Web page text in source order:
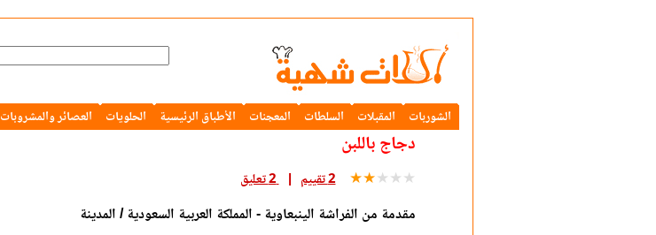
الشوربات المقبلات السلطات المعجنات الأطباق الرئيسية الحلويات العصائر والمشروبات
دجاج باللبن
★★★ ★ ★ 2 تقييم 2 تعليق
مقدمة من الفراشة الينبعاوية - المملكة العربية السعودية / المدينة